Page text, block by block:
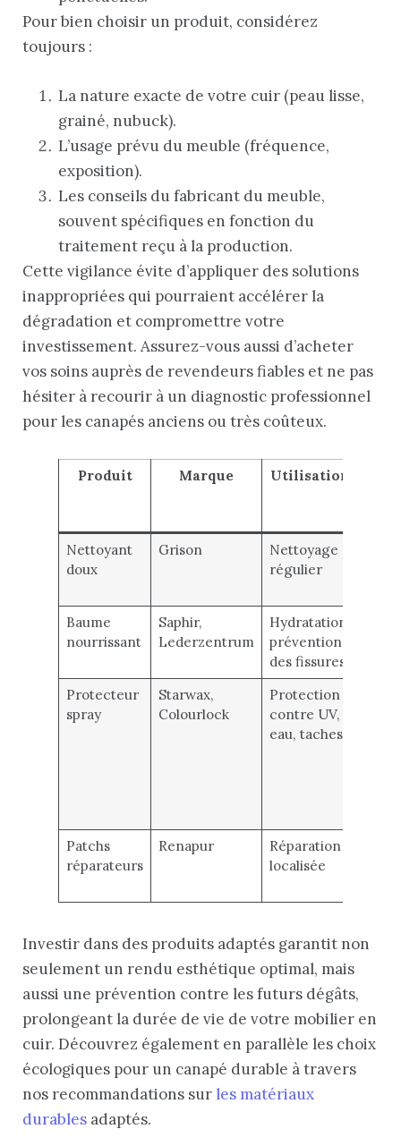
Pour bien choisir un produit, considérez
toujours :
La nature exacte de votre cuir (peau lisse,
grainé, nubuck).
L’usage prévu du meuble (fréquence,
exposition).
Les conseils du fabricant du meuble,
souvent spécifiques en fonction du
traitement reçu à la production.
Cette vigilance évite d’appliquer des solutions
inappropriées qui pourraient accélérer la
dégradation et compromettre votre
investissement. Assurez-vous aussi d’acheter
vos soins auprès de revendeurs fiables et ne pas
hésiter à recourir à un diagnostic professionnel
pour les canapés anciens ou très coûteux.
Produit Marque Utilisation
Nettoyant
doux
Grison
Nettoyage
régulier
Baume
nourrissant
Saphir,
Lederzentrum
Hydratation,
prévention
des fissures
Protecteur
spray
Starwax,
Colourlock
Protection
contre UV,
eau, taches
Patchs
réparateurs
Renapur
Réparation
localisée
Investir dans des produits adaptés garantit non
seulement un rendu esthétique optimal, mais
aussi une prévention contre les futurs dégâts,
prolongeant la durée de vie de votre mobilier en
cuir. Découvrez également en parallèle les choix
écologiques pour un canapé durable à travers
nos recommandations sur les matériaux
durables adaptés.